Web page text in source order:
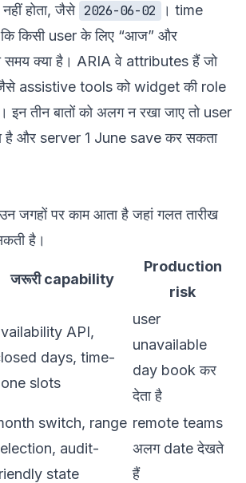
होता, जैसे 2026-06-02
। time
किसी user के लिए “आज” और
क्या है। ARIA वे attributes हैं जो
assistive tools को widget की role
तीन बातों को अलग न रखा जाए तो user
है और server 1 June save कर सकता
जगहों पर काम आता है जहां गलत तारीख
है।
जरूरी capability
Production
risk
API,
days, time-
slots
user
unavailable
day book कर
देता है
switch, range
audit-
state
remote teams
अलग date देखते
हैं